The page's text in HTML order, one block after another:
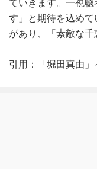
ていきます。一視
す」と期待を込め
があり、「素敵な千
引用：「堀田真由」